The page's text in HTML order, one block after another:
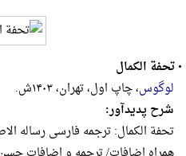
•تحفة الکمال
لوگوس، چاپ اول، تهران، ۱۴۰۳ش.
شرح پدیدآور:
تحفة الكمال: ترجمه فارسى رساله